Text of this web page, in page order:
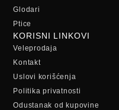
Glodari
Ptice
KORISNI LINKOVI
Veleprodaja
Kontakt
Uslovi korišćenja
Politika privatnosti
Odustanak od kupovine